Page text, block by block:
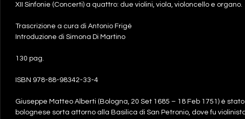
XII Sinfonie (Concerti) a quattro: due violini, viola, violoncello e organo.
Trascrizione a cura di Antonio Frigé
Introduzione di Simona Di Martino
130 pag.
ISBN 978-88-98342-33-4
Giuseppe Matteo Alberti (Bologna, 20 Set 1685 – 18 Feb 1751) è
bolognese sorta attorno alla Basilica di San Petronio, dove fu